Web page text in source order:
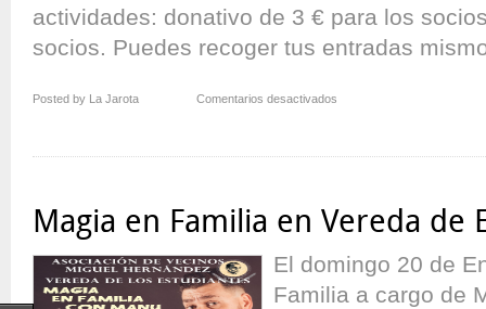
actividades: donativo de 3 € para los
socios. Puedes recoger tus entradas
Posted by La Jarota Comentarios desactivados
Familia
de
Magia en Familia en Vereda de
El domingo 20 de
Familia a cargo de